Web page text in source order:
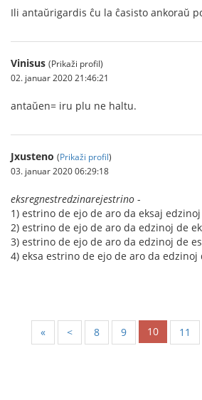
Ili antaŭrigardis ĉu la ĉasisto ankoraŭ
Vinisus (Prikaži profil)
02. januar 2020 21:46:21
antaŭen= iru plu ne haltu.
Jxusteno (Prikaži profil)
03. januar 2020 06:29:18
eksregnestredzinarejestrino -
1) estrino de ejo de aro da eksaj
2) estrino de ejo de aro da edzinoj de
3) estrino de ejo de aro da edzinoj de
4) eksa estrino de ejo de aro da
« < 8 9 10 11